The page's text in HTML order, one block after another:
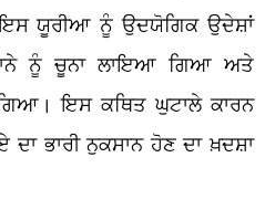
ਇਸ ਯੂਰੀਆ ਨੂੰ ਉਦਯੋਗਿਕ ਉਦੇਸ਼ਾਂ
ਨੂੰ ਚੂਨਾ ਲਾਇਆ ਗਿਆ ਅਤੇ
ਇਸ ਕਥਿਤ ਘੁਟਾਲੇ ਕਾਰਨ
ਦਾ ਭਾਰੀ ਨੁਕਸਾਨ ਹੋਣ ਦਾ ਖ਼ਦਸ਼ਾ